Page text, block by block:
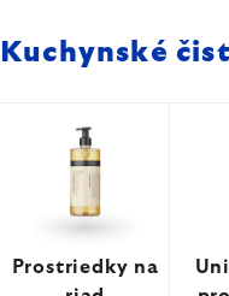
Kuchynské
Prostriedky na